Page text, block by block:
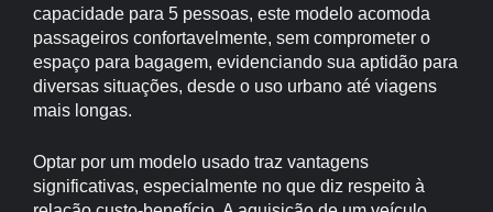
capacidade para 5 pessoas, este modelo acomoda
passageiros confortavelmente, sem comprometer o
espaço para bagagem, evidenciando sua aptidão para
diversas situações, desde o uso urbano até viagens
mais longas.
Optar por um modelo usado traz vantagens
significativas, especialmente no que diz respeito à